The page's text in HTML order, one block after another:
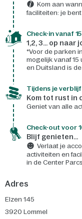
Kom aan
faciliteiten: je
Check-in vanaf
1,2, 3... op naar
*Voor de parken
mogelijk vanaf 15
en Duitsland is
Tijdens je verblijf
Kom tot rust in
Geniet van alle
Check-out voor
Blijf genieten...
Verlaat je
activiteiten en
in de Center
Adres
Elzen 145
3920 Lommel